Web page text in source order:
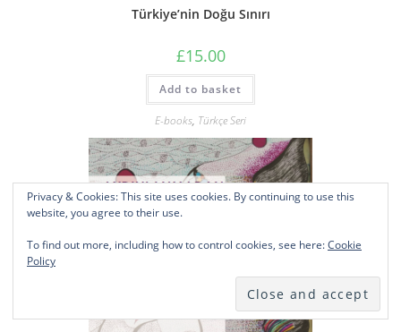
Türkiye’nin Doğu Sınırı
£15.00
Add to basket
E-books, Türkçe Seri
Privacy & Cookies: This site uses cookies. By continuing to use this
website, you agree to their use.
To find out more, including how to control cookies, see here:Cookie
Policy